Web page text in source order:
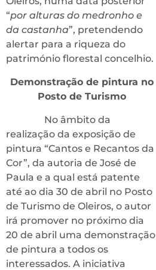
“por alturas do medronho e
da castanha”, pretendendo
alertar para a riqueza do
património florestal concelhio.
Demonstração de pintura no
Posto de Turismo
No âmbito da
realização da exposição de
pintura “Cantos e Recantos da
Cor”, da autoria de José de
Paula e a qual está patente
até ao dia 30 de abril no Posto
de Turismo de Oleiros, o autor
irá promover no próximo dia
20 de abril uma demonstração
de pintura a todos os
interessados. A iniciativa